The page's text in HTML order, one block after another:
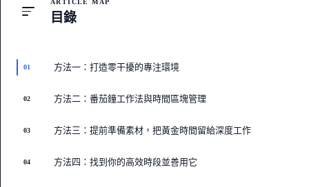
目錄
01 方法一：打造零干擾的專注環境
02 方法二：番茄鐘工作法與時間區塊管理
03 方法三：提前準備素材，把黃金時間留給深度工作
04 方法四：找到你的高效時段並善用它